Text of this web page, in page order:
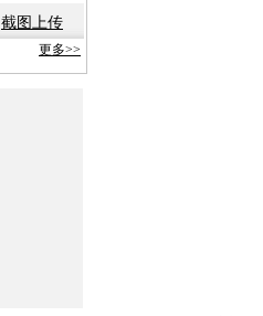
截图上传
更多>>